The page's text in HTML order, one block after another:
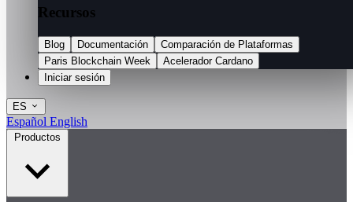
Recursos
Blog Documentación
Comparación de Plataformas
Paris Blockchain Week
Acelerador Cardano
Iniciar sesión
ES
Español English
Productos